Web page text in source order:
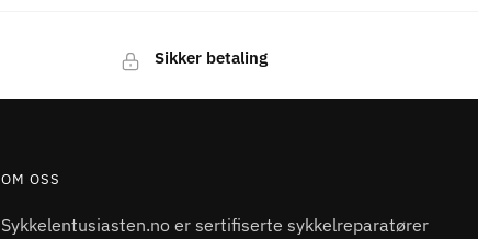
Sikker betaling
OM OSS
Sykkelentusiasten.no er sertifiserte sykkelreparatører